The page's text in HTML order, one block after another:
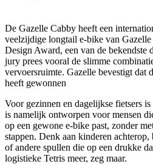
De Gazelle Cabby heeft een
veelzijdige longtail e-bike van
Design Award, een van de bekendste
jury prees vooral de slimme
vervoersruimte. Gazelle bevestigt dat
heeft gewonnen
Voor gezinnen en dagelijkse fietsers
is namelijk ontworpen voor mensen
op een gewone e-bike past, zonder
stappen. Denk aan kinderen achterop,
of andere spullen die op een drukke
logistieke Tetris meer, zeg maar.